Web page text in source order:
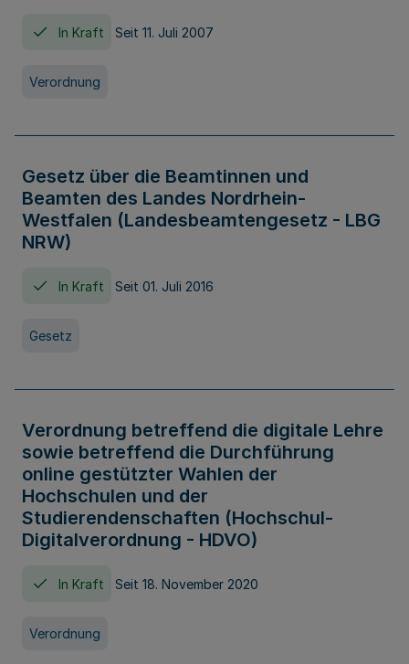
In Kraft Seit 11. Juli 2007
Verordnung
Gesetz über die Beamtinnen und
Beamten des Landes Nordrhein-
Westfalen (Landesbeamtengesetz - LBG
NRW)
In Kraft Seit 01. Juli 2016
Gesetz
Verordnung betreffend die digitale Lehre
sowie betreffend die Durchführung
online gestützter Wahlen der
Hochschulen und der
Studierendenschaften (Hochschul-
Digitalverordnung - HDVO)
In Kraft Seit 18. November 2020
Verordnung